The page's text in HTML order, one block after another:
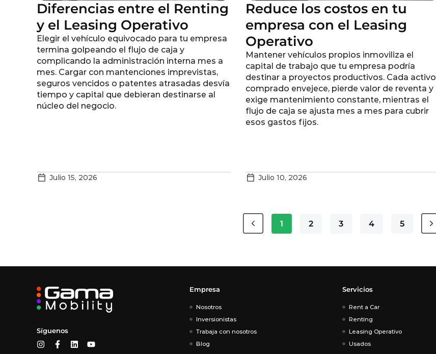
Diferencias entre el Renting
y el Leasing Operativo
Elegir el vehículo equivocado para tu empresa
termina golpeando el flujo de caja y
complicando la administración interna mes a
mes. Cargar con mantenciones imprevistas,
seguros vencidos o patentes atrasadas desvía
tiempo y capital que debieran destinarse al
núcleo del negocio.
Julio 15, 2026
Reduce los costos en tu
empresa con el Leasing
Operativo
Mantener vehículos propios inmoviliza el
capital de trabajo que tu empresa podría
destinar a proyectos productivos. Cada activo
comprado envejece, pierde valor de reventa y
exige mantenimiento constante, mientras el
flujo de caja se ajusta mes a mes para cubrir
esos gastos fijos.
Julio 10, 2026
1 2 3 4 5
Síguenos
Empresa
Nosotros
Inversionistas
Trabaja con nosotros
Blog
Servicios
Rent a Car
Renting
Leasing Operativo
Usados